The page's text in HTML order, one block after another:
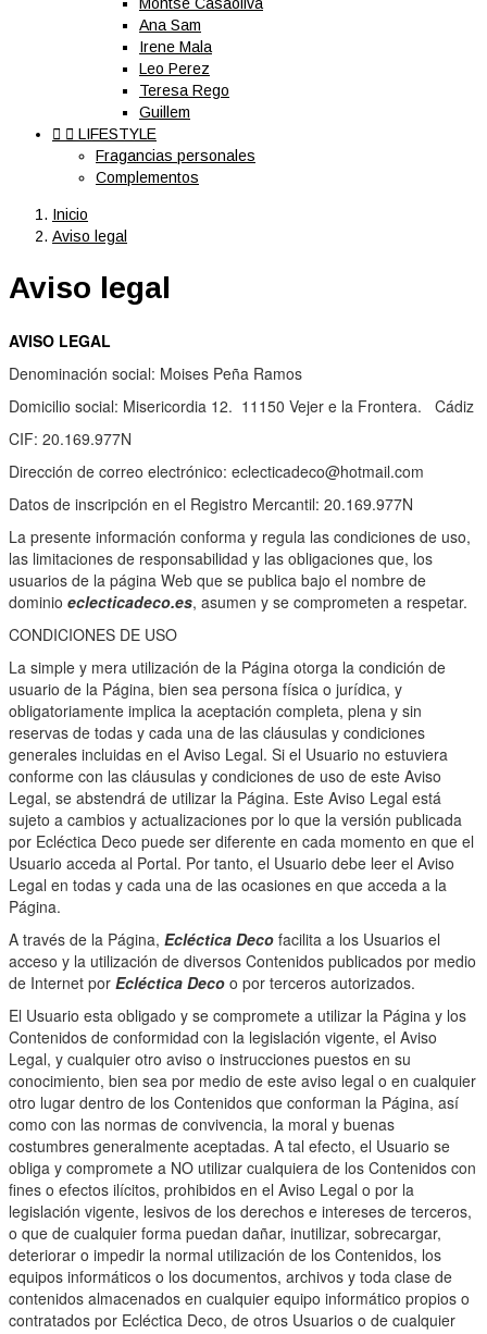
Ana Sam
Irene Mala
Leo Perez
Teresa Rego
Guillem
  LIFESTYLE
Fragancias personales
Complementos
Inicio
Aviso legal
Aviso legal
AVISO LEGAL
Denominación social: Moises Peña Ramos
Domicilio social: Misericordia 12. 11150 Vejer e la Frontera. Cádiz
CIF: 20.169.977N
Dirección de correo electrónico: eclecticadeco@hotmail.com
Datos de inscripción en el Registro Mercantil: 20.169.977N
La presente información conforma y regula las condiciones de uso,
las limitaciones de responsabilidad y las obligaciones que, los
usuarios de la página Web que se publica bajo el nombre de
dominio eclecticadeco.es, asumen y se comprometen a respetar.
CONDICIONES DE USO
La simple y mera utilización de la Página otorga la condición de
usuario de la Página, bien sea persona física o jurídica, y
obligatoriamente implica la aceptación completa, plena y sin
reservas de todas y cada una de las cláusulas y condiciones
generales incluidas en el Aviso Legal. Si el Usuario no estuviera
conforme con las cláusulas y condiciones de uso de este Aviso
Legal, se abstendrá de utilizar la Página. Este Aviso Legal está
sujeto a cambios y actualizaciones por lo que la versión publicada
por Ecléctica Deco puede ser diferente en cada momento en que el
Usuario acceda al Portal. Por tanto, el Usuario debe leer el Aviso
Legal en todas y cada una de las ocasiones en que acceda a la
Página.
A través de la Página, Ecléctica Deco facilita a los Usuarios el
acceso y la utilización de diversos Contenidos publicados por medio
de Internet por Ecléctica Deco o por terceros autorizados.
El Usuario esta obligado y se compromete a utilizar la Página y los
Contenidos de conformidad con la legislación vigente, el Aviso
Legal, y cualquier otro aviso o instrucciones puestos en su
conocimiento, bien sea por medio de este aviso legal o en cualquier
otro lugar dentro de los Contenidos que conforman la Página, así
como con las normas de convivencia, la moral y buenas
costumbres generalmente aceptadas. A tal efecto, el Usuario se
obliga y compromete a NO utilizar cualquiera de los Contenidos con
fines o efectos ilícitos, prohibidos en el Aviso Legal o por la
legislación vigente, lesivos de los derechos e intereses de terceros,
o que de cualquier forma puedan dañar, inutilizar, sobrecargar,
deteriorar o impedir la normal utilización de los Contenidos, los
equipos informáticos o los documentos, archivos y toda clase de
contenidos almacenados en cualquier equipo informático propios o
contratados por Ecléctica Deco, de otros Usuarios o de cualquier